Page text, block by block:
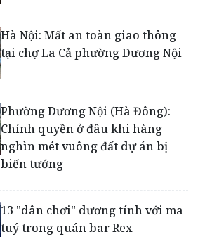
Hà Nội: Mất an toàn giao thông
tại chợ La Cả phường Dương Nội
Phường Dương Nội (Hà Đông):
Chính quyền ở đâu khi hàng
nghìn mét vuông đất dự án bị
biến tướng
13 "dân chơi" dương tính với ma
tuý trong quán bar Rex